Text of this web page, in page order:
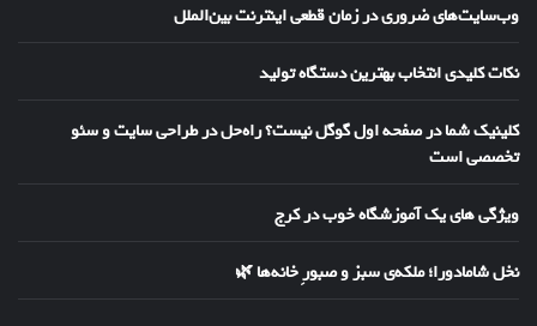
وب‌سایت‌های ضروری در زمان قطعی اینترنت بین‌الملل
نکات کلیدی انتخاب بهترین دستگاه تولید
کلینیک شما در صفحه اول گوگل نیست؟ راه‌حل در طراحی سایت و سئو
تخصصی است
ویژگی های یک آموزشگاه خوب در کرج
نخل شامادورا؛ ملکه‌ی سبز و صبورِ خانه‌ها 🌿